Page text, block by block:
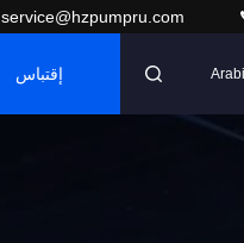
service@hzpumpru.com
إقتباس